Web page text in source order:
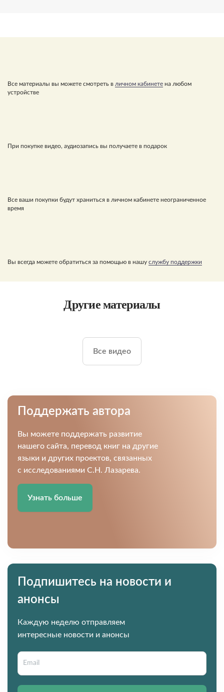
Все материалы вы можете смотреть в личном кабинете на любом
устройстве
При покупке видео, аудиозапись вы получаете в подарок
Все ваши покупки будут храниться в личном кабинете неограниченное
время
Вы всегда можете обратиться за помощью в нашу службу поддержки
Другие материалы
Все видео
Поддержать автора
Вы можете поддержать развитие
нашего сайта, перевод книг на другие
языки и других проектов, связанных
с исследованиями С.Н. Лазарева.
Узнать больше
Подпишитесь на новости и
анонсы
Каждую неделю отправляем
интересные новости и анонсы